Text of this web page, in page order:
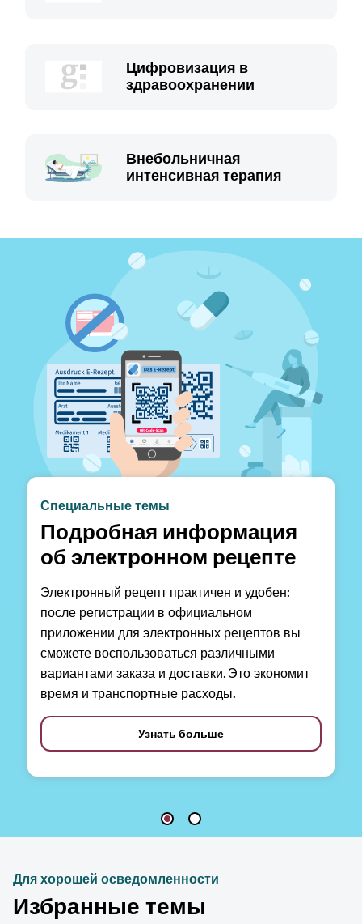
Цифровизация в
здравоохранении
Внебольничная
интенсивная терапия
Специальные темы
Подробная информация
об электронном рецепте
Электронный рецепт практичен и удобен:
после регистрации в официальном
приложении для электронных рецептов вы
сможете воспользоваться различными
вариантами заказа и доставки. Это экономит
время и транспортные расходы.
Узнать больше
Для хорошей осведомленности
Избранные темы